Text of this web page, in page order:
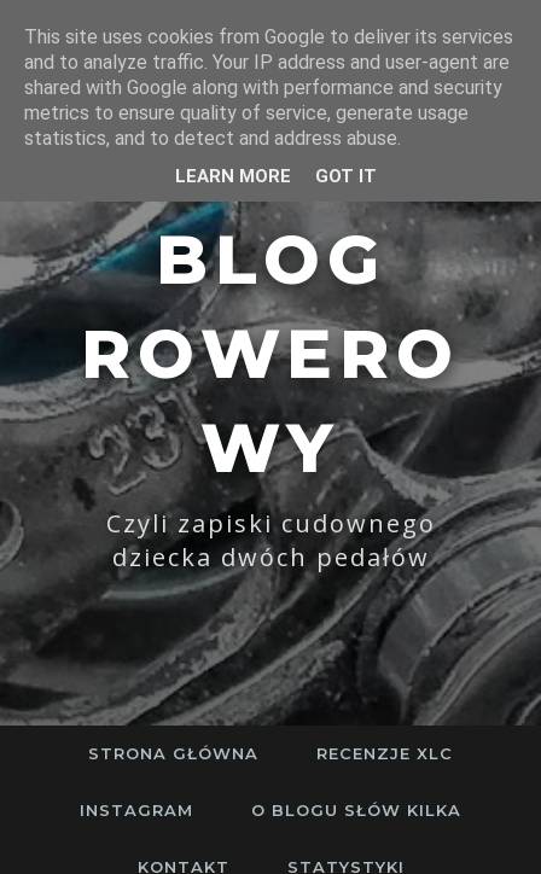
BLOG
ROWERO
WY
Czyli zapiski cudownego
dziecka dwóch pedałów
STRONA GŁÓWNA RECENZJE XLC
INSTAGRAM O BLOGU SŁÓW KILKA
KONTAKT STATYSTYKI
This site uses cookies from Google to deliver its services
and to analyze traffic. Your IP address and user-agent are
shared with Google along with performance and security
metrics to ensure quality of service, generate usage
statistics, and to detect and address abuse.
LEARN MORE GOT IT